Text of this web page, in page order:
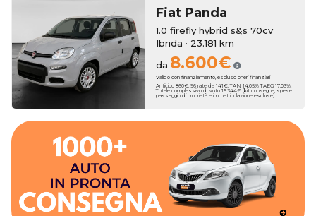
Fiat Panda
1.0 firefly hybrid s&s 70cv
Ibrida · 23.181 km
da 8.600€
Valido con finanziamento, escluso oneri finanziari
Anticipo 860€. 96 rate da 141€. TAN 14.05% TAEG 17.03%.
Totale complessivo dovuto 15.344€ (kit consegna, spese
passaggio di proprietà e immatricolazione escluse)
Erreti Auto propone una selezione accurata di vetture usate e
un'ampia scelta di auto km zero che ti garantiranno la
consegna rapida.
Concediti l'auto perfetta sceglienda fra oltre 600 vetture dei
migliori marchi accompagnato passa dopo passo
dall'esperienza del nostro Team.